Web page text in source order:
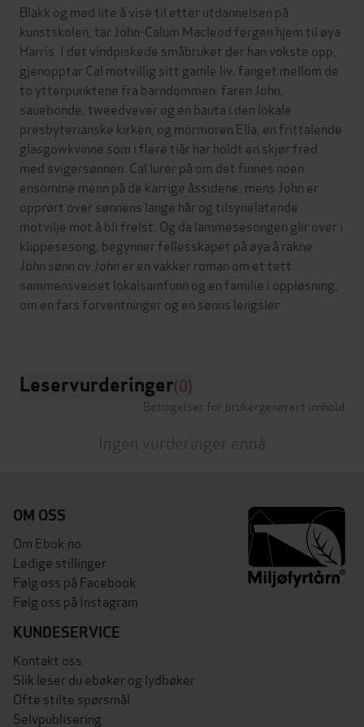
Blakk og med lite å vise til etter utdannelsen på
kunstskolen, tar John-Calum Macleod fergen hjem til øya
Harris. I det vindpiskede småbruket der han vokste opp,
gjenopptar Cal motvillig sitt gamle liv, fanget mellom de
to ytterpunktene fra barndommen: faren John,
sauebonde, tweedvever og en bauta i den lokale
presbyterianske kirken, og mormoren Ella, en frittalende
glasgowkvinne som i flere tiår har holdt en skjør fred
med svigersønnen. Cal lurer på om det finnes noen
ensomme menn på de karrige åssidene, mens John er
opprørt over sønnens lange hår og tilsynelatende
motvilje mot å bli frelst. Og da lammesesongen glir over i
klippesesong, begynner fellesskapet på øya å rakne.
John sønn av John er en vakker roman om et tett
sammensveiset lokalsamfunn og en familie i oppløsning,
om en fars forventninger og en sønns lengsler.
Leservurderinger(0)
Betingelser for brukergenerert innhold
Ingen vurderinger ennå
OM OSS
Om Ebok.no
Ledige stillinger
Følg oss på Facebook
Følg oss på Instagram
KUNDESERVICE
Kontakt oss
Slik leser du ebøker og lydbøker
Ofte stilte spørsmål
Selvpublisering